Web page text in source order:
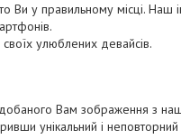
Ви у правильному місці. Наш
улюблених девайсів.
Вам зображення з
унікальний і